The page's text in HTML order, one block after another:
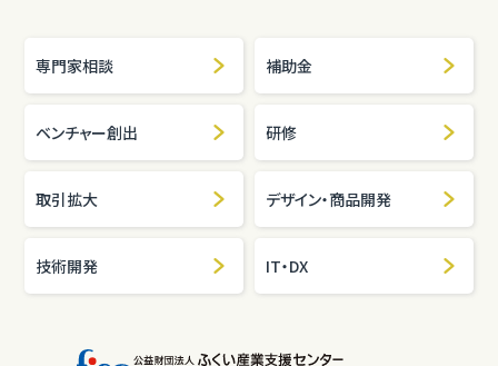
専門家相談 補助金
ベンチャー創出 研修
取引拡大 デザイン・商品開発
技術開発 IT・DX